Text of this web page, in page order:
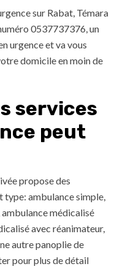
sur Rabat, Témara
0537737376, un
urgence et va vous
domicile en moin de
services
peut
propose des
ambulance simple,
médicalisé
avec réanimateur,
autre panoplie de
pour plus de détail